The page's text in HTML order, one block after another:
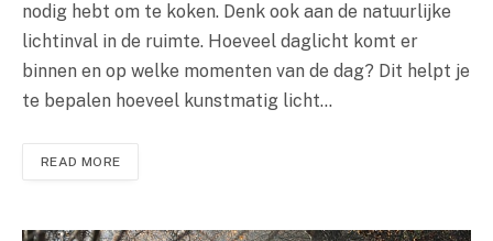
nodig hebt om te koken. Denk ook aan de natuurlijke
lichtinval in de ruimte. Hoeveel daglicht komt er
binnen en op welke momenten van de dag? Dit helpt je
te bepalen hoeveel kunstmatig licht…
READ MORE